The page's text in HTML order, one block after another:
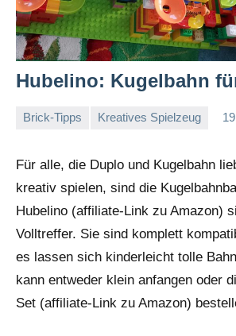
Hubelino: Kugelbahn
Brick-Tipps Kreatives Spielzeug
Für alle, die Duplo und Kugelbahn
kreativ spielen, sind die
Hubelino (affiliate-Link zu Amazon)
Volltreffer. Sie sind komplett
es lassen sich kinderleicht tolle
kann entweder klein anfangen oder
Set (affiliate-Link zu Amazon)